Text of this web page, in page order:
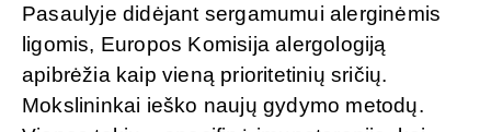
Pasaulyje didėjant sergamumui alerginėmis
ligomis, Europos Komisija alergologiją
apibrėžia kaip vieną prioritetinių sričių.
Mokslininkai ieško naujų gydymo metodų.